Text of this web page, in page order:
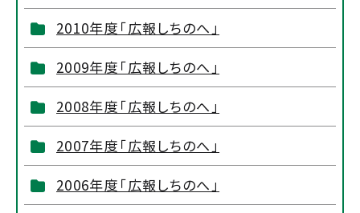
2010年度「広報しちのへ」
2009年度「広報しちのへ」
2008年度「広報しちのへ」
2007年度「広報しちのへ」
2006年度「広報しちのへ」